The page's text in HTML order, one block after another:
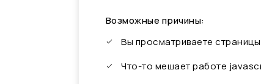
Возможные причины:
Вы просматриваете
Что-то мешает работе